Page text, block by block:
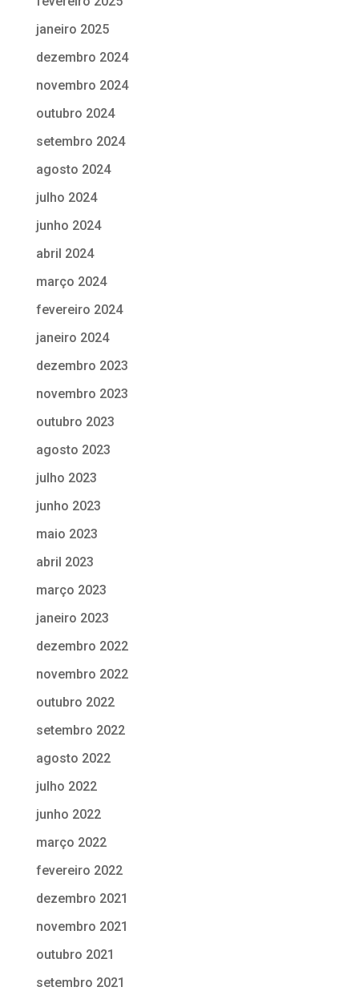
janeiro 2025
dezembro 2024
novembro 2024
outubro 2024
setembro 2024
agosto 2024
julho 2024
junho 2024
abril 2024
março 2024
fevereiro 2024
janeiro 2024
dezembro 2023
novembro 2023
outubro 2023
agosto 2023
julho 2023
junho 2023
maio 2023
abril 2023
março 2023
janeiro 2023
dezembro 2022
novembro 2022
outubro 2022
setembro 2022
agosto 2022
julho 2022
junho 2022
março 2022
fevereiro 2022
dezembro 2021
novembro 2021
outubro 2021
setembro 2021